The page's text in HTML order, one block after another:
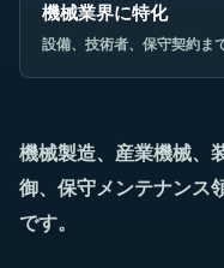
機械業界に特化
設備、技術者、保守契約ま
機械製造、産業機械、
御、保守メンテナンス
です。